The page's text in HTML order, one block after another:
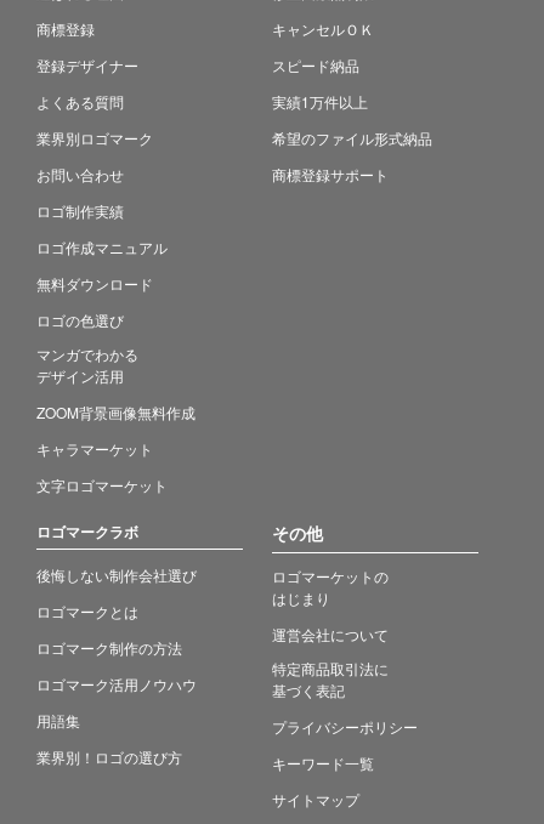
商標登録
登録デザイナー
よくある質問
業界別ロゴマーク
お問い合わせ
ロゴ制作実績
ロゴ作成マニュアル
無料ダウンロード
ロゴの色選び
マンガでわかる
デザイン活用
ZOOM背景画像無料作成
キャラマーケット
文字ロゴマーケット
キャンセルＯＫ
スピード納品
実績1万件以上
希望のファイル形式納品
商標登録サポート
ロゴマークラボ
後悔しない制作会社選び
ロゴマークとは
ロゴマーク制作の方法
ロゴマーク活用ノウハウ
用語集
業界別！ロゴの選び方
その他
ロゴマーケットの
はじまり
運営会社について
特定商品取引法に
基づく表記
プライバシーポリシー
キーワード一覧
サイトマップ